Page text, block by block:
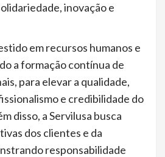
inovação e
em recursos humanos e
a formação contínua de
para elevar a qualidade,
e credibilidade do
disso, a Servilusa busca
dos clientes e da
responsabilidade